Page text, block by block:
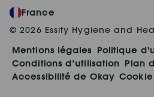
France
© 2026 Essity Hygiene and
Mentions légales
Politique
Conditions d’utilisation Plan
Accessibilité de Okay Cookie